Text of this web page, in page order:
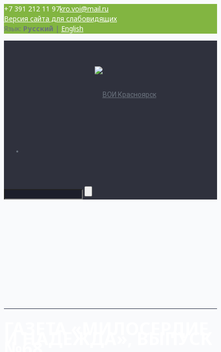
+7 391 212 11 97kro.voi@mail.ru
Версия сайта для слабовидящих
Язык: Русский | English